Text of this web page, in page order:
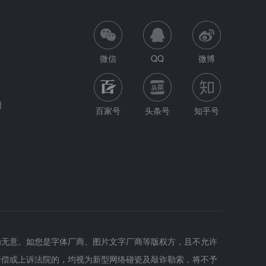
微信 QQ 微博
百家号 头条号 知乎号
意。如您是字体厂商、图片文字厂商等版权方，且不允许
或上诉法院的，均视为新型网络碰瓷及敲诈勒索，将不予